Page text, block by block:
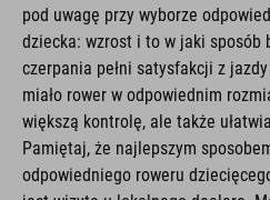
pod uwagę przy wyborze
dziecka: wzrost i to w jaki sposób
czerpania pełni satysfakcji z
miało rower w odpowiednim
większą kontrolę, ale także
Pamiętaj, że najlepszym
odpowiedniego roweru